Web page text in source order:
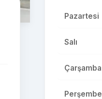
Pazartesi
Salı
Çarşamba
Perşembe